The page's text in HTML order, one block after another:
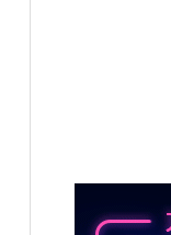
위험수위…숨은 차입
1단계 진압 중
안보 위기… 반군·마약